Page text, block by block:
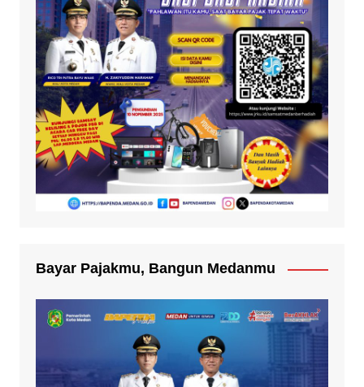
Bayar Pajakmu, Bangun Medanmu